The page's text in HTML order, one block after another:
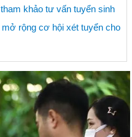
khảo tư vấn tuyển sinh
rộng cơ hội xét tuyển cho